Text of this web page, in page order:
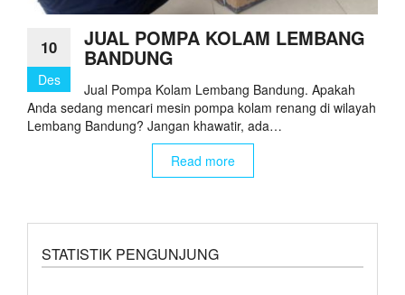
10
Des
JUAL POMPA KOLAM LEMBANG
BANDUNG
Jual Pompa Kolam Lembang Bandung. Apakah
Anda sedang mencari mesin pompa kolam renang di wilayah
Lembang Bandung? Jangan khawatir, ada…
Read more
STATISTIK PENGUNJUNG